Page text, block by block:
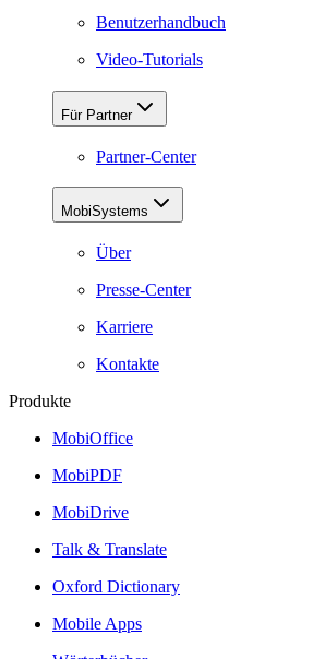
Benutzerhandbuch
Video-Tutorials
Für Partner
Partner-Center
MobiSystems
Über
Presse-Center
Karriere
Kontakte
Produkte
MobiOffice
MobiPDF
MobiDrive
Talk & Translate
Oxford Dictionary
Mobile Apps